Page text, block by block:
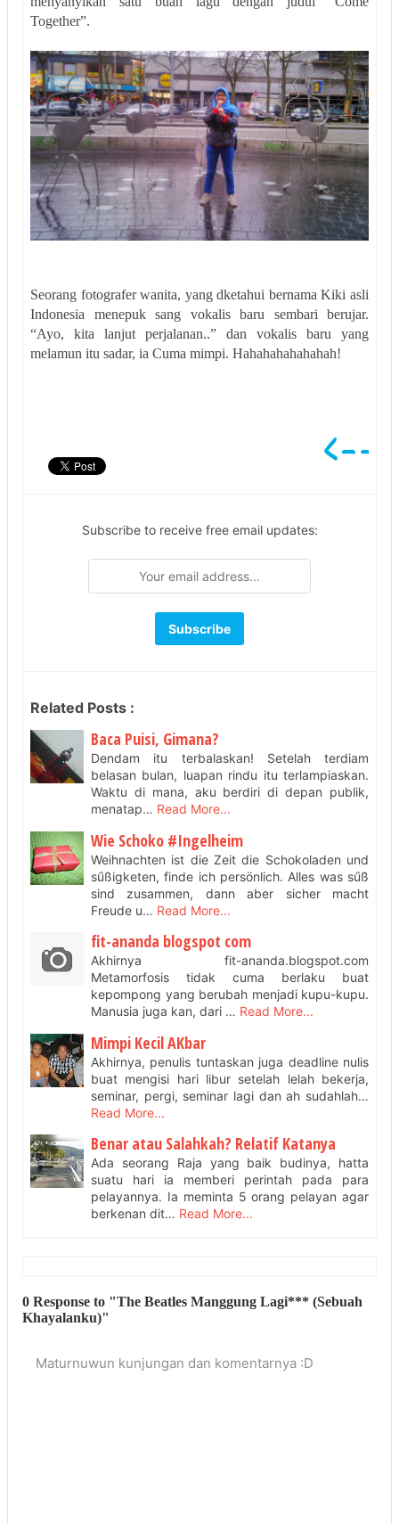
Together”.
Seorang fotografer wanita, yang dketahui bernama Kiki asli
Indonesia menepuk sang vokalis baru sembari berujar.
“Ayo, kita lanjut perjalanan..” dan vokalis baru yang
melamun itu sadar, ia Cuma mimpi. Hahahahahahahah!
Subscribe to receive free email updates:
Related Posts :
Baca Puisi, Gimana?
Dendam itu terbalaskan! Setelah terdiam
belasan bulan, luapan rindu itu terlampiaskan.
Waktu di mana, aku berdiri di depan publik,
menatap… Read More...
Wie Schoko #Ingelheim
Weihnachten ist die Zeit die Schokoladen und
sűßigketen, finde ich persönlich. Alles was sűß
sind zusammen, dann aber sicher macht
Freude u… Read More...
fit-ananda blogspot com
Akhirnya fit-ananda.blogspot.com
Metamorfosis tidak cuma berlaku buat
kepompong yang berubah menjadi kupu-kupu.
Manusia juga kan, dari … Read More...
Mimpi Kecil AKbar
Akhirnya, penulis tuntaskan juga deadline nulis
buat mengisi hari libur setelah lelah bekerja,
seminar, pergi, seminar lagi dan ah sudahlah…
Read More...
Benar atau Salahkah? Relatif Katanya
Ada seorang Raja yang baik budinya, hatta
suatu hari ia memberi perintah pada para
pelayannya. Ia meminta 5 orang pelayan agar
berkenan dit… Read More...
0 Response to "The Beatles Manggung Lagi*** (Sebuah
Khayalanku)"
Maturnuwun kunjungan dan komentarnya :D